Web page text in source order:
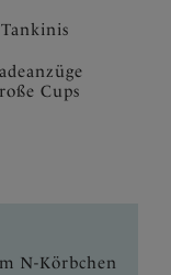
Tankinis
Cups
N-Körbchen